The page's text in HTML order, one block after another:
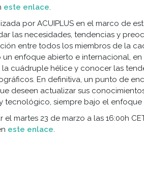
este enlace
por ACUIPLUS en el marco de
las necesidades, tendencias y
entre todos los miembros de la
enfoque abierto e internacional,
cuádruple hélice y conocer las
En definitiva, un punto de
deseen actualizar sus
tecnológico, siempre bajo el enfoque
martes 23 de marzo a las 16:00h
este enlace